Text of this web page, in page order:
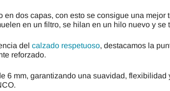
dos capas, con esto se consigue una
en un filtro, se hilan en un hilo nuevo y se
del calzado respetuoso, destacamos la
reforzado.
6 mm, garantizando una suavidad, flexibilidad